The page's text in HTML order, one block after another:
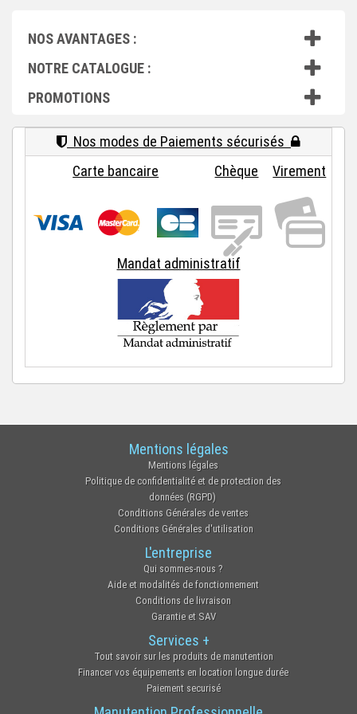
NOS AVANTAGES :
NOTRE CATALOGUE :
PROMOTIONS
Nos modes de Paiements sécurisés
Carte bancaire
Chèque Virement
Mandat administratif
Mentions légales
Mentions légales
Politique de confidentialité et de protection des
données (RGPD)
Conditions Générales de ventes
Conditions Générales d'utilisation
L'entreprise
Qui sommes-nous ?
Aide et modalités de fonctionnement
Conditions de livraison
Garantie et SAV
Services +
Tout savoir sur les produits de manutention
Financer vos équipements en location longue durée
Paiement securisé